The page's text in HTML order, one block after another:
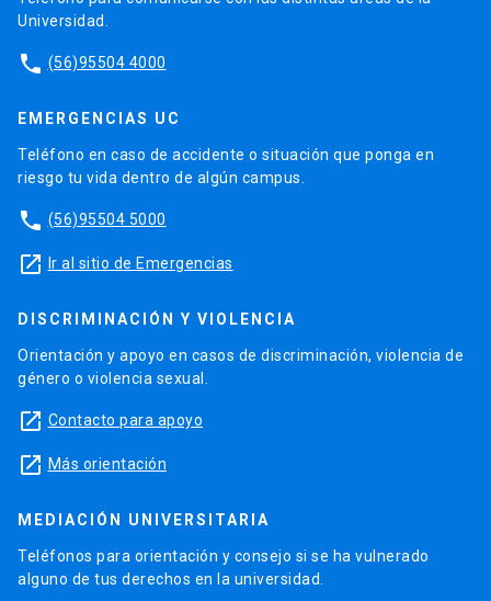
Universidad.
phone (56)95504 4000
EMERGENCIAS UC
Teléfono en caso de accidente o situación que ponga en
riesgo tu vida dentro de algún campus.
phone (56)95504 5000
launch Ir al sitio de Emergencias
DISCRIMINACIÓN Y VIOLENCIA
Orientación y apoyo en casos de discriminación, violencia de
género o violencia sexual.
launch Contacto para apoyo
launch Más orientación
MEDIACIÓN UNIVERSITARIA
Teléfonos para orientación y consejo si se ha vulnerado
alguno de tus derechos en la universidad.